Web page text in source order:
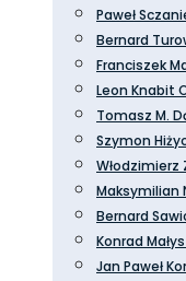
Paweł
Bernard
Franciszek
Leon Knabit
Tomasz M.
Szymon
Włodzimierz
Maksymilian
Bernard
Konrad Małys
Jan Paweł